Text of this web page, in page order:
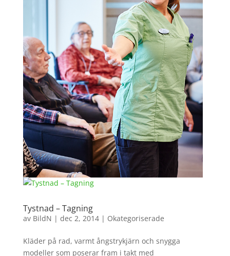
Tystnad – Tagning
av BildN | dec 2, 2014| Okategoriserade
Kläder på rad, varmt ångstrykjärn och snygga
modeller som poserar fram i takt med